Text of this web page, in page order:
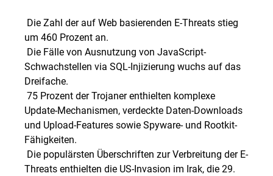
 Die Zahl der auf Web basierenden E-Threats stieg
um 460 Prozent an.
 Die Fälle von Ausnutzung von JavaScript-
Schwachstellen via SQL-Injizierung wuchs auf das
Dreifache.
 75 Prozent der Trojaner enthielten komplexe
Update-Mechanismen, verdeckte Daten-Downloads
und Upload-Features sowie Spyware- und Rootkit-
Fähigkeiten.
 Die populärsten Überschriften zur Verbreitung der E-
Threats enthielten die US-Invasion im Irak, die 29.